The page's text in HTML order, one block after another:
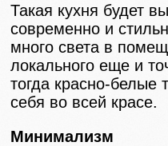
Такая кухня будет
современно и
много света в
локального еще и
тогда красно-белые
себя во всей красе.
Минимализм